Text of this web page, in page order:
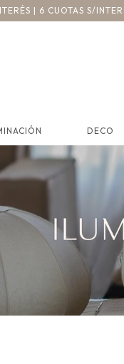
| 6 CUOTAS S/
DECO